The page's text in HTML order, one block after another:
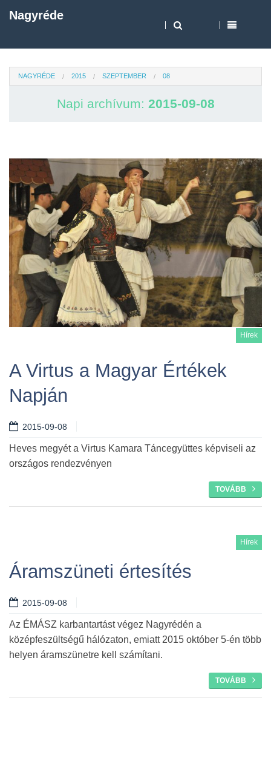
Nagyréde
NAGYRÉDE 2015 SZEPTEMBER 08
Napi archívum: 2015-09-08
Hírek
A Virtus a Magyar Értékek
Napján
2015-09-08
Heves megyét a Virtus Kamara Táncegyüttes képviseli az
országos rendezvényen
TOVÁBB
Hírek
Áramszüneti értesítés
2015-09-08
Az ÉMÁSZ karbantartást végez Nagyrédén a
középfeszültségű hálózaton, emiatt 2015 október 5-én több
helyen áramszünetre kell számítani.
TOVÁBB